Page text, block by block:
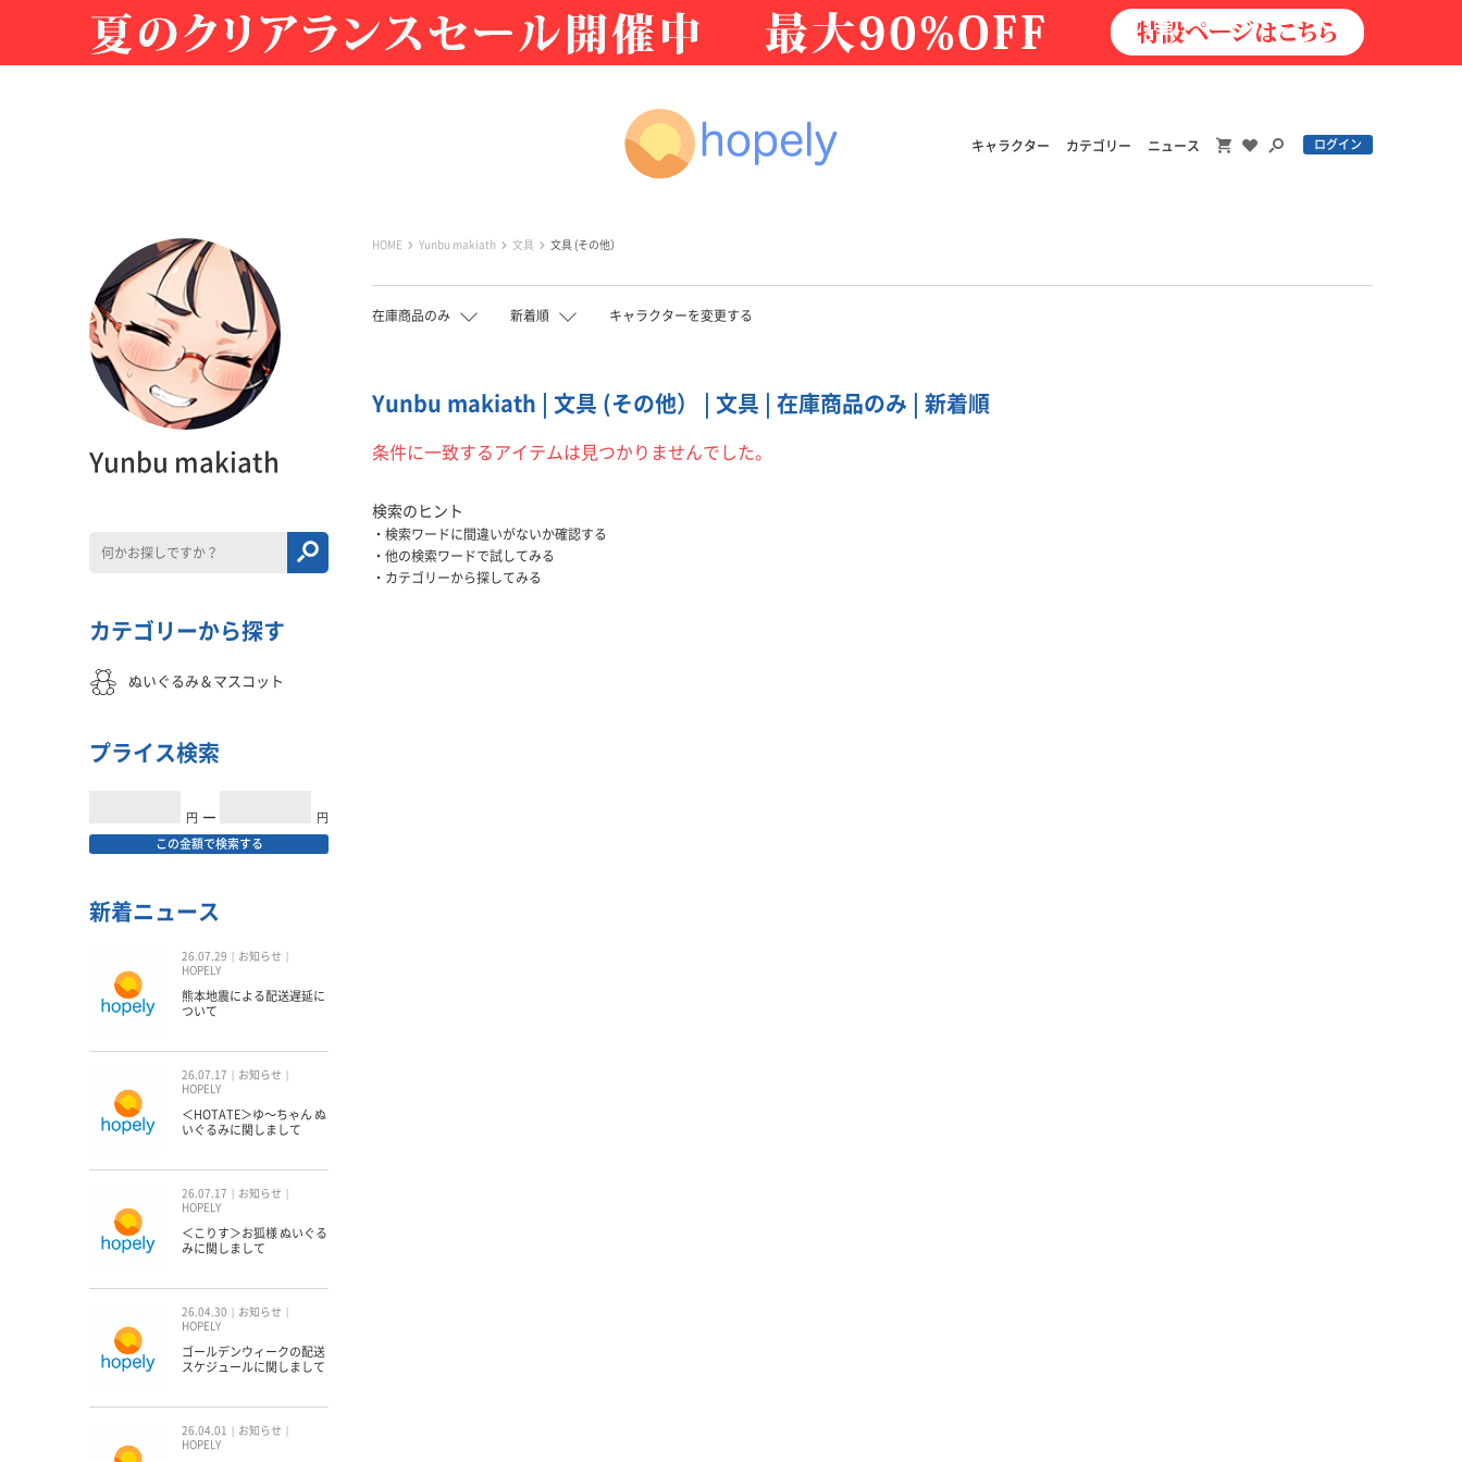
キャラクター カテゴリー ニュース ログイン
HOME Yunbu makiath 文具 文具 (その他）
在庫商品のみ 新着順 キャラクターを変更する
Yunbu makiath | 文具 (その他） | 文具 | 在庫商品のみ | 新着順
条件に一致するアイテムは見つかりませんでした。
検索のヒント
検索ワードに間違いがないか確認する
他の検索ワードで試してみる
カテゴリーから探してみる
Yunbu makiath
カテゴリーから探す
ぬいぐるみ＆マスコット
プライス検索
円 ━ 円
この金額で検索する
新着ニュース
26.07.29
お知らせ
HOPELY
熊本地震による配送遅延に
ついて
26.07.17
お知らせ
HOPELY
＜HOTATE＞ゆ〜ちゃん ぬ
いぐるみに関しまして
26.07.17
お知らせ
HOPELY
＜こりす＞お狐様 ぬいぐる
みに関しまして
26.04.30
お知らせ
HOPELY
ゴールデンウィークの配送
スケジュールに関しまして
26.04.01
お知らせ
HOPELY